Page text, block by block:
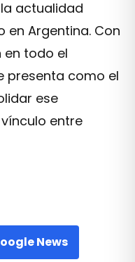
actualidad
en Argentina. Con
en todo el
presenta como el
ese
entre
News